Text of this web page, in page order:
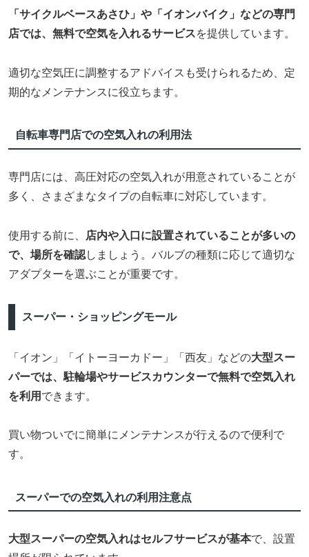
「サイクルベースあさひ」や「イオンバイク」などの専門
店では、無料で空気を入れるサービスを提供しています。
適切な空気圧に調整するアドバイスも受けられるため、定
期的なメンテナンスに役立ちます。
自転車専門店での空気入れの利用法
専門店には、高圧対応の空気入れが用意されていることが
多く、さまざまなタイプの自転車に対応しています。
使用する前に、
店内や入口に設置されていることが多いの
で、場所を確認しましょう。バルブの種類に応じて適切な
アダプターを選ぶことが重要です。
スーパー・ショッピングモール
「イオン」「イトーヨーカドー」「西友」などの大型スー
パーでは、駐輪場やサービスカウンターで無料で空気入れ
を利用 できます。
買い物ついでに簡単にメンテナンスが行えるので便利で
す。
スーパーでの空気入れの利用注意点
大型スーパーの空気入れはセルフサービスが基本で、設置